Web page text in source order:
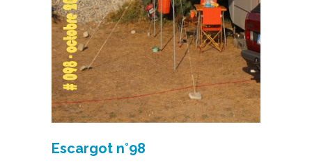
Escargot n°98